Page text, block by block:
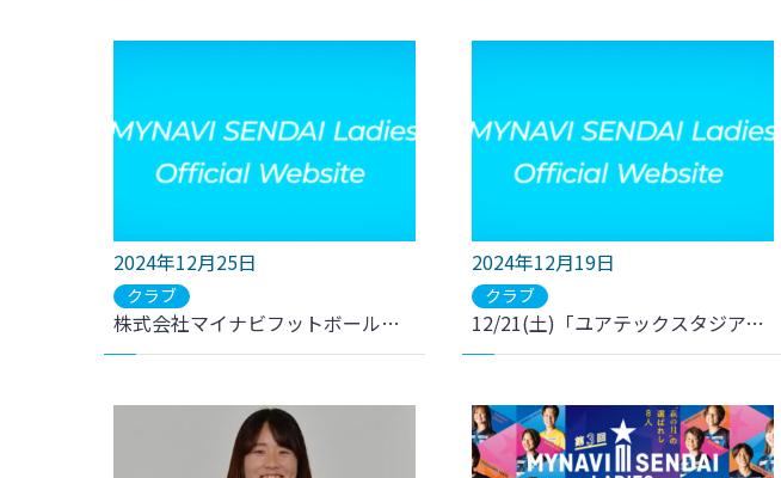
2024年12月25日
クラブ
株式会社マイナビフットボールクラブ 新役員体制について
2024年12月19日
クラブ
12/21(土)「ユアテックスタジアム仙台の芝生であそぼう」キックダーツ出展・マイビィ参加のお知らせ